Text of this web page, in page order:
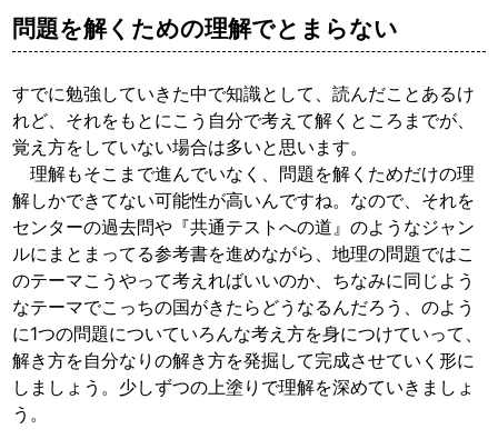
問題を解くための理解でとまらない
すでに勉強していきた中で知識として、読んだことあるけ
れど、それをもとにこう自分で考えて解くところまでが、
覚え方をしていない場合は多いと思います。
理解もそこまで進んでいなく、問題を解くためだけの理
解しかできてない可能性が高いんですね。なので、それを
センターの過去問や『共通テストへの道』のようなジャン
ルにまとまってる参考書を進めながら、地理の問題ではこ
のテーマこうやって考えればいいのか、ちなみに同じよう
なテーマでこっちの国がきたらどうなるんだろう、のよう
に1つの問題についていろんな考え方を身につけていって、
解き方を自分なりの解き方を発掘して完成させていく形に
しましょう。少しずつの上塗りで理解を深めていきましょ
う。